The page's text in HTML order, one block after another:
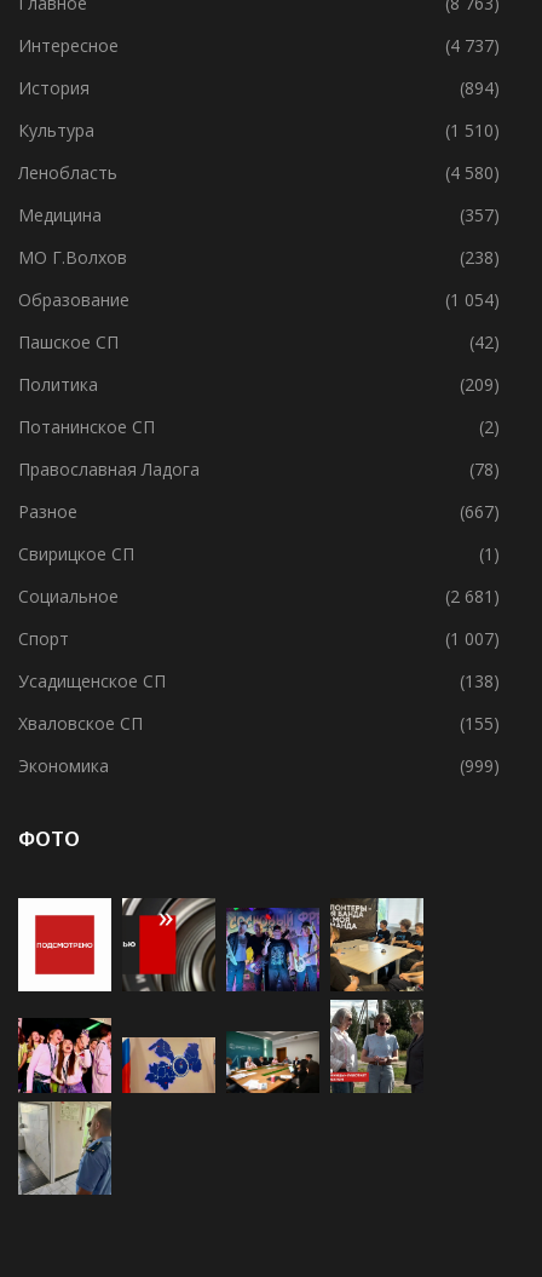
Волхов
(7 042)
Главное
(8 763)
Интересное
(4 737)
История
(894)
Культура
(1 510)
Ленобласть
(4 580)
Медицина
(357)
МО Г.Волхов
(238)
Образование
(1 054)
Пашское СП
(42)
Политика
(209)
Потанинское СП
(2)
Православная Ладога
(78)
Разное
(667)
Свирицкое СП
(1)
Социальное
(2 681)
Спорт
(1 007)
Усадищенское СП
(138)
Хваловское СП
(155)